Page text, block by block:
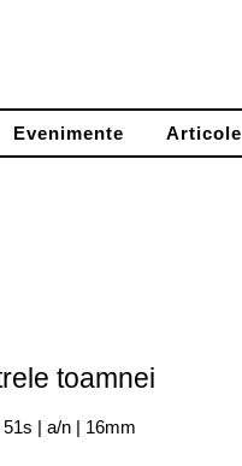
Evenimente Articole
toamnei
| a/n | 16mm